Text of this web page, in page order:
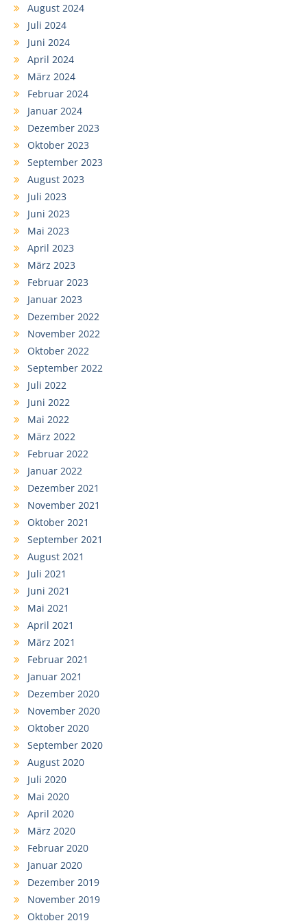
August 2024
Juli 2024
Juni 2024
April 2024
März 2024
Februar 2024
Januar 2024
Dezember 2023
Oktober 2023
September 2023
August 2023
Juli 2023
Juni 2023
Mai 2023
April 2023
März 2023
Februar 2023
Januar 2023
Dezember 2022
November 2022
Oktober 2022
September 2022
Juli 2022
Juni 2022
Mai 2022
März 2022
Februar 2022
Januar 2022
Dezember 2021
November 2021
Oktober 2021
September 2021
August 2021
Juli 2021
Juni 2021
Mai 2021
April 2021
März 2021
Februar 2021
Januar 2021
Dezember 2020
November 2020
Oktober 2020
September 2020
August 2020
Juli 2020
Mai 2020
April 2020
März 2020
Februar 2020
Januar 2020
Dezember 2019
November 2019
Oktober 2019